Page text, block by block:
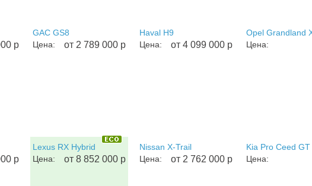
р
GAC GS8
от 2 789 000 р
Цена:
Haval H9
от 4 099 000 р
Цена:
Opel Grandland
Цена:
р
Lexus RX Hybrid
от 8 852 000 р
Цена:
Nissan X-Trail
от 2 762 000 р
Цена:
Kia Pro Ceed GT
Цена: